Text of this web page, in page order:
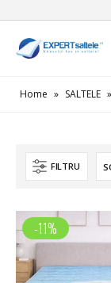
Home » SALTELE »
FILTRU
-11%